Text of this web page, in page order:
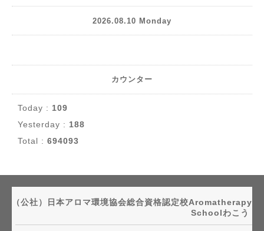
2026.08.10 Monday
カウンター
Today : 109
Yesterday : 188
Total : 694093
（公社）日本アロマ環境協会総合資格認定校Aromatherapy
Schoolわこう